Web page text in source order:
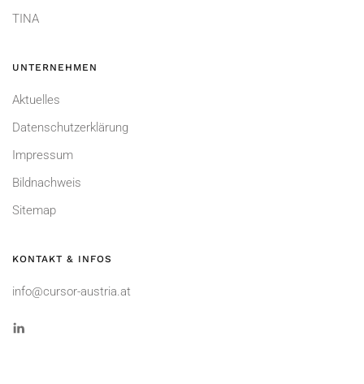
TINA
UNTERNEHMEN
Aktuelles
Datenschutzerklärung
Impressum
Bildnachweis
Sitemap
KONTAKT & INFOS
info@cursor-austria.at